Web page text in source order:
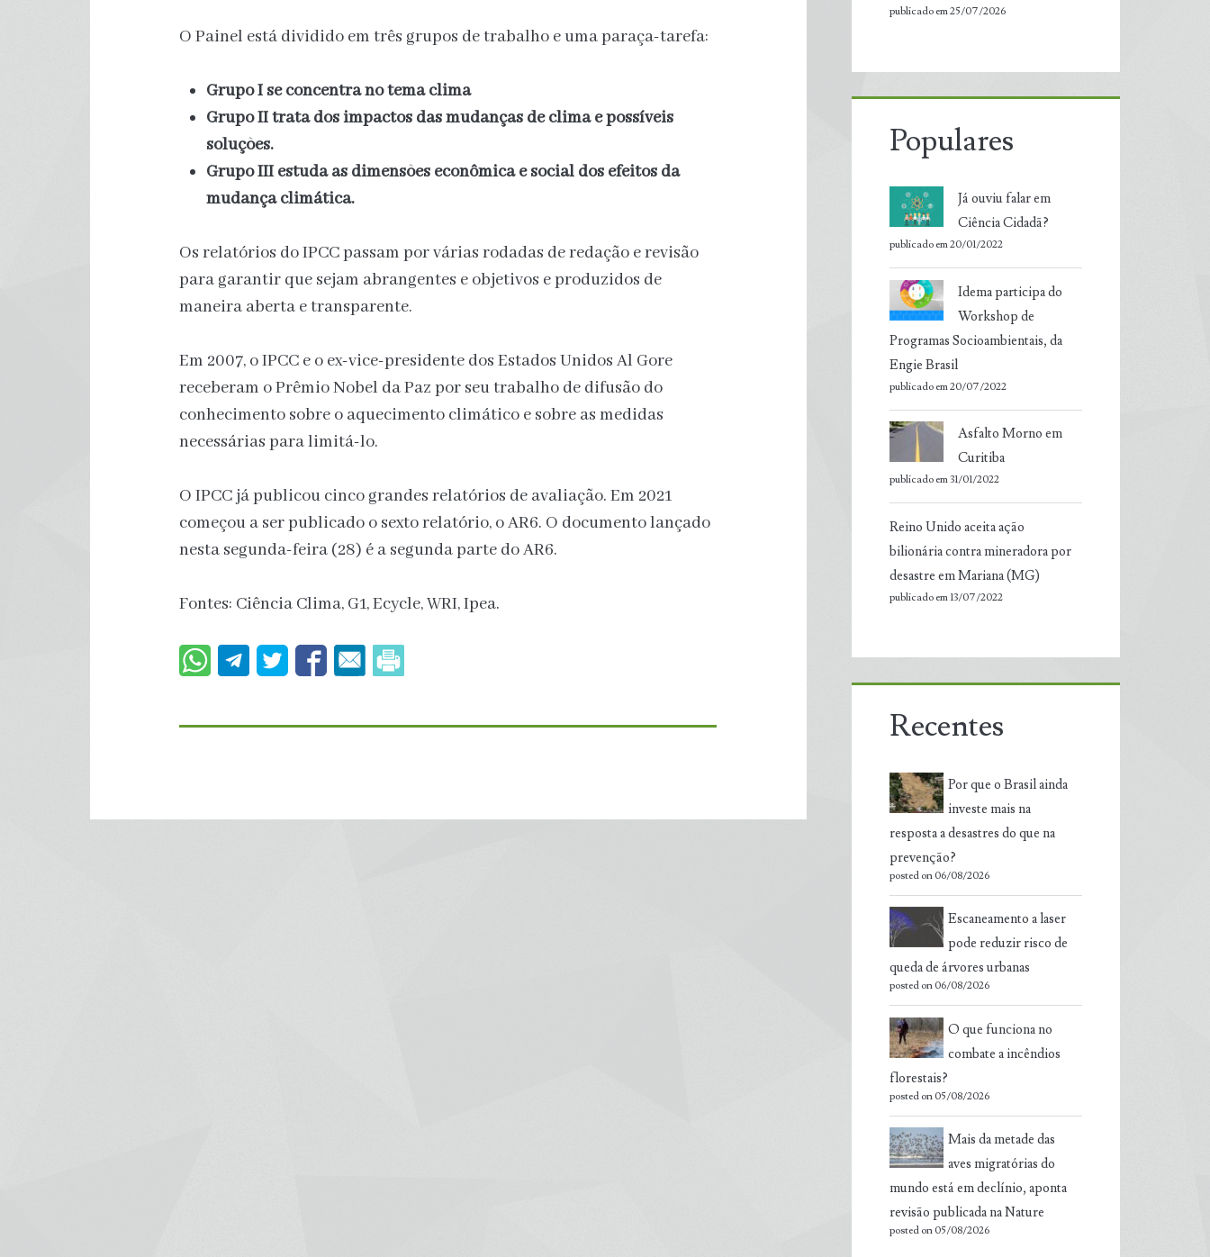
O Painel está dividido em três grupos de trabalho e uma paraça-tarefa:
Grupo I se concentra no tema clima
Grupo II trata dos impactos das mudanças de clima e possíveis
soluções.
Grupo III estuda as dimensões econômica e social dos efeitos da
mudançaclimática.
Os relatórios do IPCC passam por várias rodadas de redação e revisão
para garantir que sejam abrangentes e objetivos e produzidos de
maneira aberta e transparente.
Em 2007, o IPCC e o ex-vice-presidente dos Estados Unidos Al Gore
receberam o Prêmio Nobel da Paz por seu trabalho de difusão do
conhecimento sobre o aquecimento climático e sobre as medidas
necessárias para limitá-lo.
O IPCC já publicou cinco grandes relatórios de avaliação. Em 2021
começou a ser publicado o sexto relatório, o AR6. O documento lançado
nesta segunda-feira (28) é a segunda parte do AR6.
Fontes: Ciência Clima, G1, Ecycle, WRI, Ipea.
publicado em 25/07/2026
Populares
Já ouviu falar em
Ciência Cidadã?
publicado em 20/01/2022
Idema participa do
Workshop de
Programas Socioambientais, da
Engie Brasil
publicado em 20/07/2022
Asfalto Morno em
Curitiba
publicado em 31/01/2022
Reino Unido aceita ação
bilionária contra mineradora por
desastre em Mariana (MG)
publicado em 13/07/2022
Recentes
Por que o Brasil ainda
investe mais na
resposta a desastres do que na
prevenção?
posted on 06/08/2026
Escaneamento a laser
pode reduzir risco de
queda de árvores urbanas
posted on 06/08/2026
O que funciona no
combate a incêndios
florestais?
posted on 05/08/2026
Mais da metade das
aves migratórias do
mundo está em declínio, aponta
revisão publicada na Nature
posted on 05/08/2026